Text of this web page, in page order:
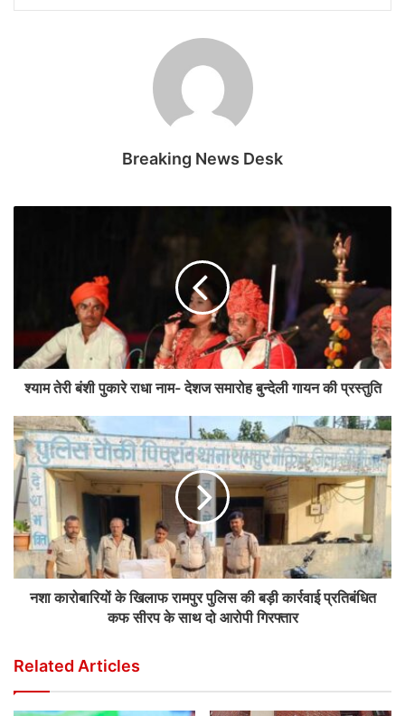
Breaking News Desk
श्याम तेरी बंशी पुकारे राधा नाम- देशज समारोह बुन्देली गायन की प्रस्तुति
नशा कारोबारियों के खिलाफ रामपुर पुलिस की बड़ी कार्रवाई प्रतिबंधित
कफ सीरप के साथ दो आरोपी गिरफ्तार
Related Articles